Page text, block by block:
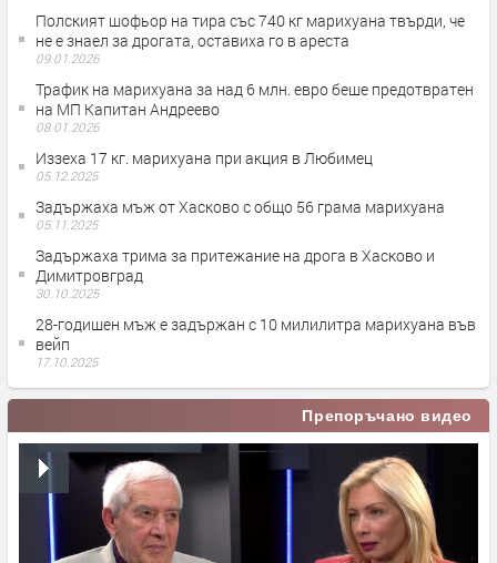
Полският шофьор на тира със 740 кг марихуана твърди, че
не е знаел за дрогата, оставиха го в ареста
09.01.2026
Трафик на марихуана за над 6 млн. евро беше предотвратен
на МП Капитан Андреево
08.01.2026
Иззеха 17 кг. марихуана при акция в Любимец
05.12.2025
Задържаха мъж от Хасково с общо 56 грама марихуана
05.11.2025
Задържаха трима за притежание на дрога в Хасково и
Димитровград
30.10.2025
28-годишен мъж е задържан с 10 милилитра марихуана във
вейп
17.10.2025
Препоръчано видео